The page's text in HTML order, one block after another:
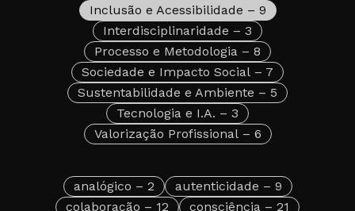
Inclusão e Acessibilidade – 9
Interdisciplinaridade – 3
Processo e Metodologia – 8
Sociedade e Impacto Social – 7
Sustentabilidade e Ambiente – 5
Tecnologia e I.A. – 3
Valorização Profissional – 6
analógico – 2 autenticidade – 9
colaboração – 12 consciência – 21